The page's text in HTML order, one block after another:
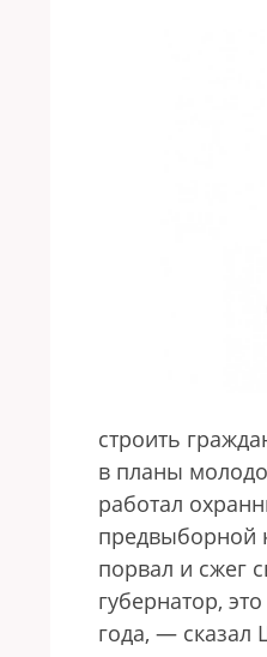
строить
в планы
работал
предвыборной
порвал и сжег
губернатор,
года, — сказал